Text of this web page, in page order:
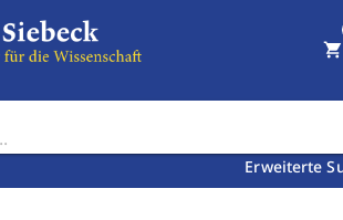
Erweiterte
shopping_cart